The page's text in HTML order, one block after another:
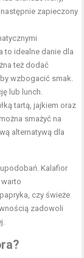
zapieczony
to idealne danie dla
też dodać
wzbogacić smak.
lub lunch.
tartą, jajkiem oraz
smażyć na
alternatywą dla
Kalafior
czy świeże
zadowoli